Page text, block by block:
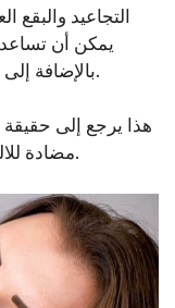
التجاعيد
يمكن أن
بالإضافة إلى تحسين لون البشرة وملمسها بشكل عام.
هذا يرجع إلى
مضادة للالتهابات يمكن أن تقلل الالتهاب والاحمرار.